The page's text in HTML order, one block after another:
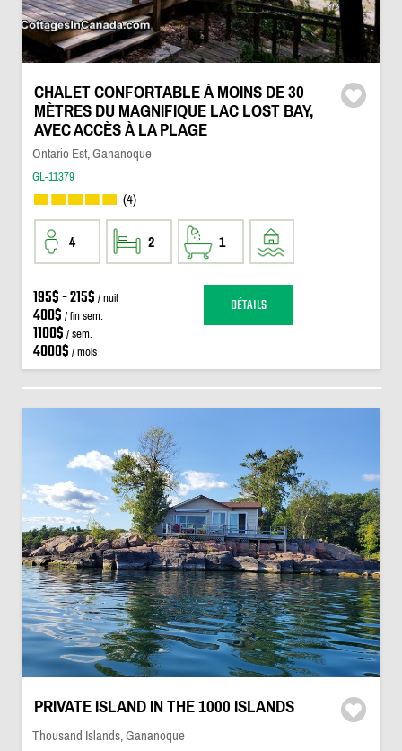
CHALET CONFORTABLE À MOINS DE 30
MÈTRES DU MAGNIFIQUE LAC LOST BAY,
AVEC ACCÈS À LA PLAGE
Ontario Est, Gananoque
GL-11379
(4)
4 2 1
195$ - 215$ / nuit
400$ / fin sem.
1100$ / sem.
4000$ / mois
DÉTAILS
PRIVATE ISLAND IN THE 1000 ISLANDS
Thousand Islands, Gananoque